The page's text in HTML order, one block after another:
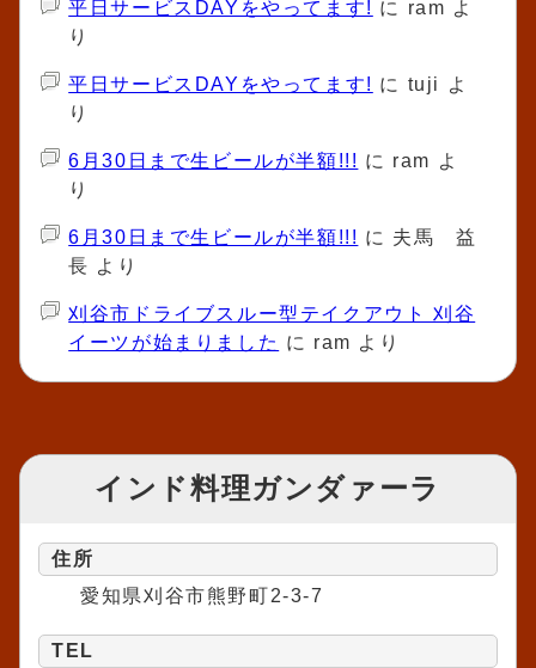
平日サービスDAYをやってます! に ram よ
り
平日サービスDAYをやってます! に tuji
よ
り
6月30日まで生ビールが半額!!! に ram よ
り
6月30日まで生ビールが半額!!! に 夫馬 益
長 より
刈谷市ドライブスルー型テイクアウト 刈谷
イーツが始まりました に ram より
インド料理ガンダァーラ
住所
愛知県刈谷市熊野町2-3-7
TEL